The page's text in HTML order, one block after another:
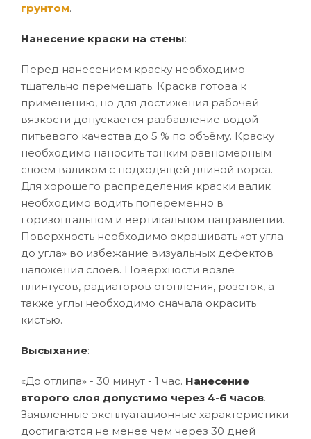
грунтом.
Нанесение краски на стены:
Перед нанесением краску необходимо
тщательно перемешать. Краска готова к
применению, но для достижения рабочей
вязкости допускается разбавление водой
питьевого качества до 5 % по объёму. Краску
необходимо наносить тонким равномерным
слоем валиком с подходящей длиной ворса.
Для хорошего распределения краски валик
необходимо водить попеременно в
горизонтальном и вертикальном направлении.
Поверхность необходимо окрашивать «от угла
до угла» во избежание визуальных дефектов
наложения слоев. Поверхности возле
плинтусов, радиаторов отопления, розеток, а
также углы необходимо сначала окрасить
кистью.
Высыхание:
«До отлипа» - 30 минут - 1 час. Нанесение
второго слоя допустимо через 4-6 часов.
Заявленные эксплуатационные характеристики
достигаются не менее чем через 30 дней